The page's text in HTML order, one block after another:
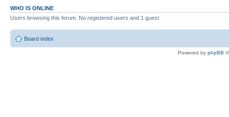
WHO IS ONLINE
Users browsing this forum: No registered users and 1 guest
Board index
Powered by phpBB